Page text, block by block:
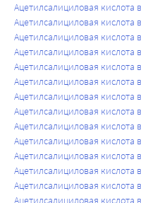
Ацетилсалициловая кислота
Ацетилсалициловая кислота
Ацетилсалициловая кислота
Ацетилсалициловая кислота
Ацетилсалициловая кислота
Ацетилсалициловая
Ацетилсалициловая кислота
Ацетилсалициловая кислота
Ацетилсалициловая кислота
Ацетилсалициловая кислота
Ацетилсалициловая кислота
Ацетилсалициловая кислота
Ацетилсалициловая кислота
Ацетилсалициловая кислота